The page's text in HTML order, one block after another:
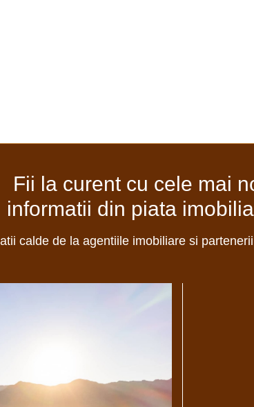
Fii la curent cu cele mai
informatii din piata
calde de la agentiile imobiliare si